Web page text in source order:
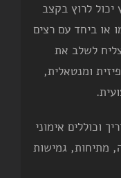
יכול לרוץ בקצב
או ביחד עם רצים
לשלב את
ומנטאלית,
וכוללים אימוני
מתיחות, גמישות